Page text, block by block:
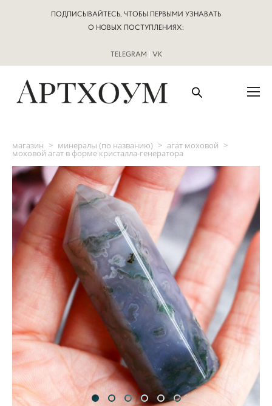
ПОДПИСЫВАЙТЕСЬ, ЧТОБЫ ПЕРВЫМИ УЗНАВАТЬ
О НОВЫХ ПОСТУПЛЕНИЯХ:
TELEGRAM | VK
магазин > минералы (по названию) > агат моховой >
моховой агат в форме кристалла-генератора